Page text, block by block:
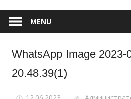
MENU
WhatsApp Image 2023-
20.48.39(1)